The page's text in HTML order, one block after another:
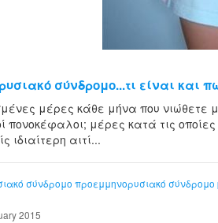
σύνδρομο...τι είναι και
μέρες κάθε μήνα που
πονοκέφαλοι; μέρες κατά τις
αιτί...
σύνδρομο προεμμηνορυσιακό σύνδρομο
2015